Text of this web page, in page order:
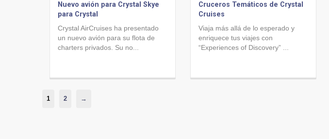
Nuevo avión para Crystal Skye
para Crystal
Crystal AirCruises ha presentado
un nuevo avión para su flota de
charters privados. Su no...
Cruceros Temáticos de Crystal
Cruises
Viaja más allá de lo esperado y
enriquece tus viajes con
“Experiences of Discovery” ...
1 2 →